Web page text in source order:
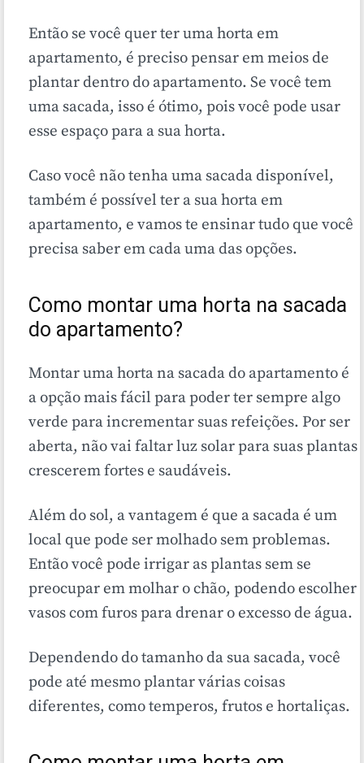
Então se você quer ter uma horta em
apartamento, é preciso pensar em meios de
plantar dentro do apartamento. Se você tem
uma sacada, isso é ótimo, pois você pode usar
esse espaço para a sua horta.
Caso você não tenha uma sacada disponível,
também é possível ter a sua horta em
apartamento, e vamos te ensinar tudo que você
precisa saber em cada uma das opções.
Como montar uma horta na sacada
do apartamento?
Montar uma horta na sacada do apartamento é
a opção mais fácil para poder ter sempre algo
verde para incrementar suas refeições. Por ser
aberta, não vai faltar luz solar para suas plantas
crescerem fortes e saudáveis.
Além do sol, a vantagem é que a sacada é um
local que pode ser molhado sem problemas.
Então você pode irrigar as plantas sem se
preocupar em molhar o chão, podendo escolher
vasos com furos para drenar o excesso de água.
Dependendo do tamanho da sua sacada, você
pode até mesmo plantar várias coisas
diferentes, como temperos, frutos e hortaliças.